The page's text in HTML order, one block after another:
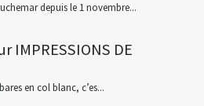
depuis le 1 novembre...
IMPRESSIONS DE
en col blanc, c’es...